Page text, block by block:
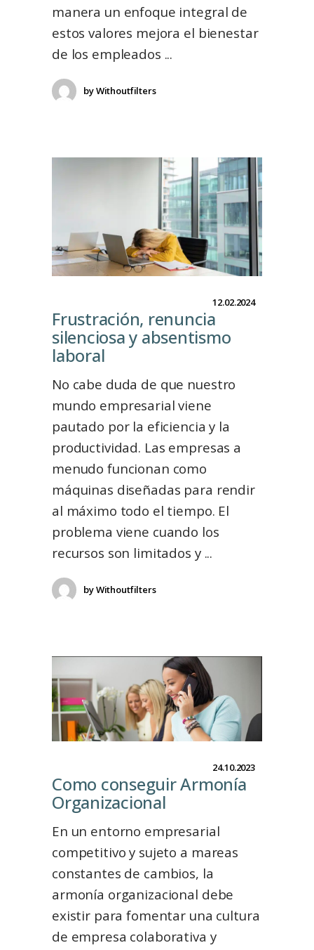
manera un enfoque integral de
estos valores mejora el bienestar
de los empleados
byWithoutfilters
12.02.2024
Frustración, renuncia
silenciosa y absentismo
laboral
No cabe duda de que nuestro
mundo empresarial viene
pautado por la eficiencia y la
productividad. Las empresas a
menudo funcionan como
máquinas diseñadas para rendir
al máximo todo el tiempo. El
problema viene cuando los
recursos son limitados y
byWithoutfilters
24.10.2023
Como conseguir Armonía
Organizacional
En un entorno empresarial
competitivo y sujeto a mareas
constantes de cambios, la
armonía organizacional debe
existir para fomentar una cultura
de empresa colaborativa y